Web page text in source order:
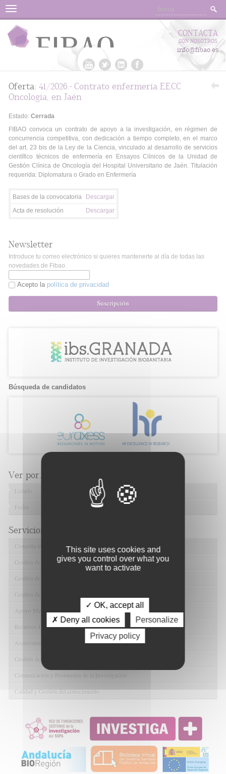
Menu
CONTACTA
CON NOSOTROS
info@fibao.es
Oferta: 41/2026.- Contrato enfermería EECC
Oncología, en Jaén
Estado: Cerrada
FIBAO convoca un contrato de apoyo a la investigación, en régimen de
concurrencia competitiva, con dedicación a tiempo completo, en el marco
del art. 23 bis de la Ley de la Ciencia, vinculado al desarrollo de servicios
científico técnicos de enfermería en Ensayos Clínicos de la Unidad de
Gestión Clínica de Oncología del Hospital Universitario de Jaén. Titulación
requerida: Diplomatura o Grado en Enfermería
Bases de la convocatoria
Descargar
Acta de resolución
Descargar
Newsletter
Introduce tu correo electrónico si quieres mantenerte al día de todas las
novedades de Fibao.
Acepto la política de privacidad
Suscripción
Búsqueda de candidatos
Ver por...
Listado
Fecha
Servicios de FIBAO
Consulta nuestras Ofertas Tecnológicas
Gestión de Ensayos Clínicos y Estudios Observacionales
Gestión de la Innovación y la Transferencia Tecnológica
Gestión de Ayudas y Oportunidad de Financiación
Apoyo Metodológico y/o Estadístico
Recursos Humanos
Asesoramiento y Gestión Económica-Administrativa
Gestión de Convenios y Donaciones
Comunicación y Promoción de la Investigación
Calidad y Gestión del conocimiento
This site uses cookies and
gives you control over what you
want to activate
✓ OK, accept all
✗ Deny all cookies
Personalize
Privacy policy